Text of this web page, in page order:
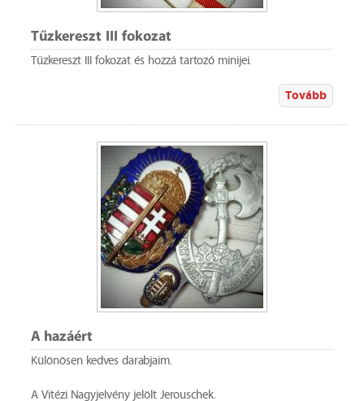
Tűzkereszt III fokozat
Tűzkereszt III fokozat és hozzá tartozó minijei.
Tovább
A hazáért
Különösen kedves darabjaim.
A Vitézi Nagyjelvény jelölt Jerouschek.